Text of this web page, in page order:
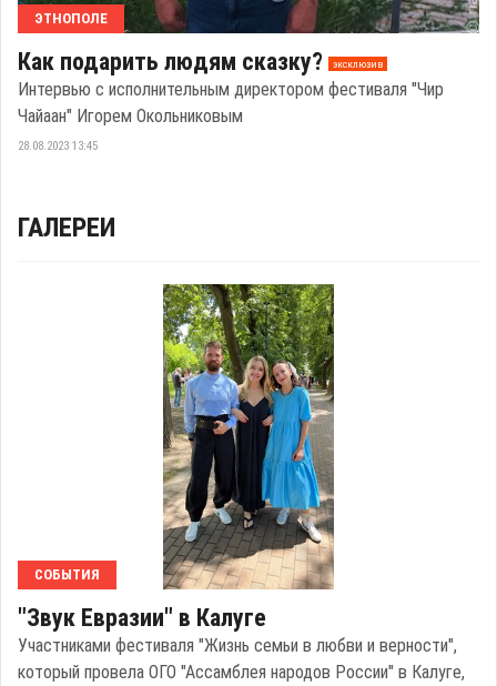
ЭТНОПОЛЕ
Как подарить людям сказку? эксклюзив
Интервью с исполнительным директором фестиваля "Чир
Чайаан" Игорем Окольниковым
28.08.2023 13:45
ГАЛЕРЕИ
СОБЫТИЯ
"Звук Евразии" в Калуге
Участниками фестиваля "Жизнь семьи в любви и верности",
который провела ОГО "Ассамблея народов России" в Калуге,